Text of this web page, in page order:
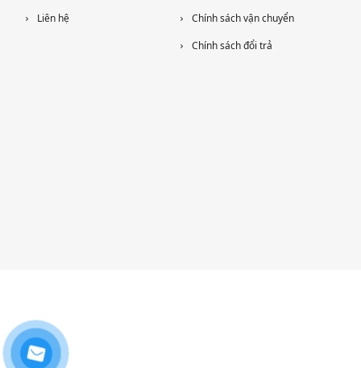
Liên hệ
Chính sách vận chuyển
Chính sách đổi trả